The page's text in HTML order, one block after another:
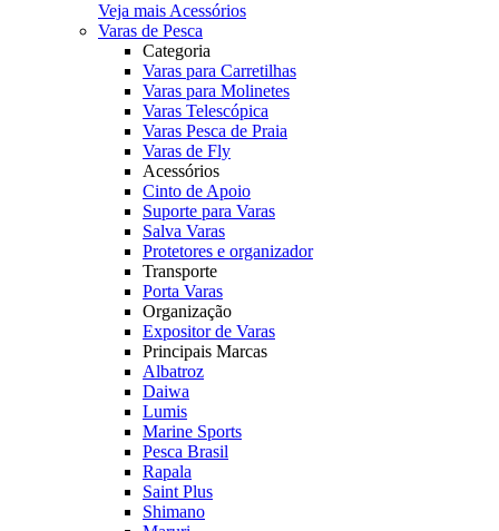
Veja mais Acessórios
Varas de Pesca
Categoria
Varas para Carretilhas
Varas para Molinetes
Varas Telescópica
Varas Pesca de Praia
Varas de Fly
Acessórios
Cinto de Apoio
Suporte para Varas
Salva Varas
Protetores e organizador
Transporte
Porta Varas
Organização
Expositor de Varas
Principais Marcas
Albatroz
Daiwa
Lumis
Marine Sports
Pesca Brasil
Rapala
Saint Plus
Shimano